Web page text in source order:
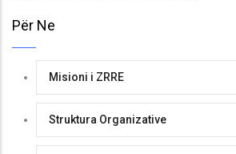
Për Ne
Misioni i ZRRE
Struktura Organizative